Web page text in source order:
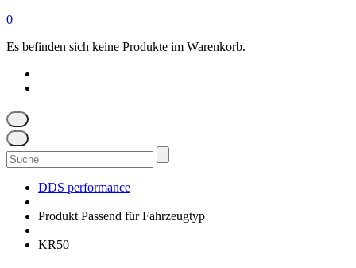
0
Es befinden sich keine Produkte im Warenkorb.
Suchen
nach:
DDS performance
Produkt Passend für Fahrzeugtyp
KR50